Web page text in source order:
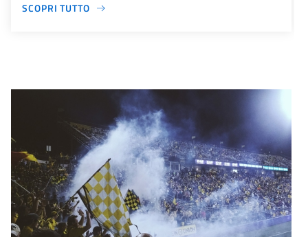
SCOPRI TUTTO